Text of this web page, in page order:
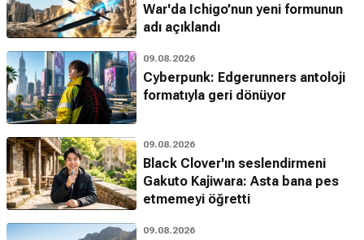
War'da Ichigo’nun yeni formunun
adı açıklandı
09.08.2026
Cyberpunk: Edgerunners antoloji
formatıyla geri dönüyor
09.08.2026
Black Clover'ın seslendirmeni
Gakuto Kajiwara: Asta bana pes
etmemeyi öğretti
09.08.2026